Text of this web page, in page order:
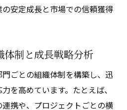
安定成長と市場での信頼獲得
体制と成長戦略分析
ごとの組織体制を構築し、迅
を高めています。たとえば、
携や、プロジェクトごとの横